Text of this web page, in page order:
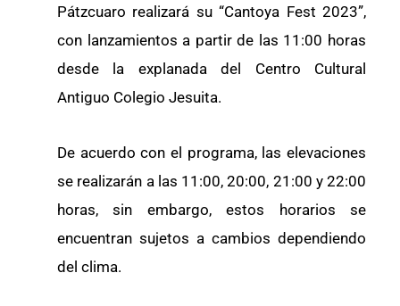
Pátzcuaro realizará su “Cantoya Fest 2023”,
con lanzamientos a partir de las 11:00 horas
desde la explanada del Centro Cultural
Antiguo Colegio Jesuita.
De acuerdo con el programa, las elevaciones
se realizarán a las 11:00, 20:00, 21:00 y 22:00
horas, sin embargo, estos horarios se
encuentran sujetos a cambios dependiendo
del clima.